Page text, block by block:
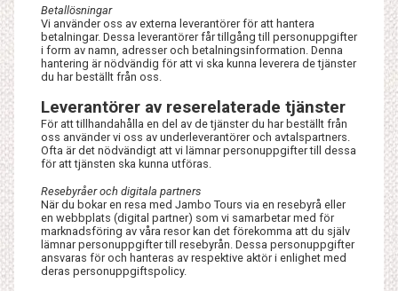
Betallösningar
Vi använder oss av externa leverantörer för att hantera
betalningar. Dessa leverantörer får tillgång till personuppgifter
i form av namn, adresser och betalningsinformation. Denna
hantering är nödvändig för att vi ska kunna leverera de tjänster
du har beställt från oss.
Leverantörer av reserelaterade tjänster
För att tillhandahålla en del av de tjänster du har beställt från
oss använder vi oss av underleverantörer och avtalspartners.
Ofta är det nödvändigt att vi lämnar personuppgifter till dessa
för att tjänsten ska kunna utföras.
Resebyråer och digitala partners
När du bokar en resa med Jambo Tours via en resebyrå eller
en webbplats (digital partner) som vi samarbetar med för
marknadsföring av våra resor kan det förekomma att du själv
lämnar personuppgifter till resebyrån. Dessa personuppgifter
ansvaras för och hanteras av respektive aktör i enlighet med
deras personuppgiftspolicy.